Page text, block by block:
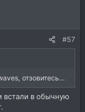
#57
отзовитесь...
встали в обычную